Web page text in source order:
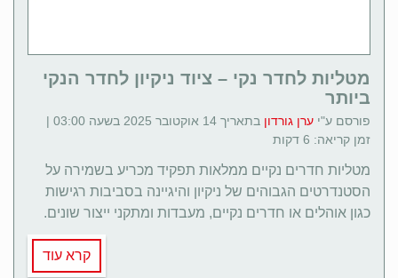
מטליות לחדר נקי – ציוד ניקיון לחדר הנקי
ביותר
פורסם ע"י ערן גורדון
בתאריך 14 אוקטובר 2025 בשעה 03:00 |
זמן קריאה: 6 דקות
מטליות חדרים נקיים ממלאות תפקיד מכריע בשמירה על
הסטנדרטים הגבוהים של ניקיון והיגיינה בסביבות רגישות
כגון אוהלים או חדרים נקיים, מעבדות ומתקני ייצור שונים.
קרא עוד